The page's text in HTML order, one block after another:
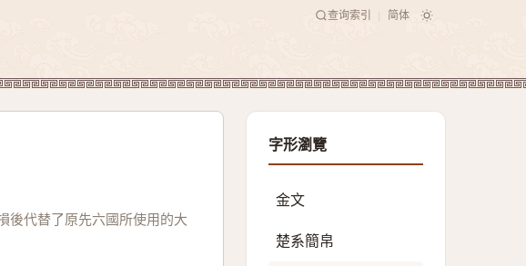
查询索引 简体
後代替了原先六國所使用的大
字形瀏覽
金文
楚系簡帛